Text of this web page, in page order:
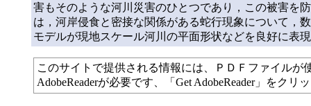
害もそのような河川災害のひとつであり，この被害を
は，河岸侵食と密接な関係がある蛇行現象について，
モデルが現地スケール河川の平面形状などを良好に表
このサイトで提供される情報には、ＰＤＦファイル
AdobeReaderが必要です、「Get AdobeReader」をク